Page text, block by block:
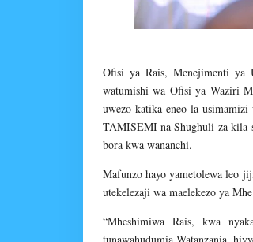
Ofisi ya Rais, Menejimenti ya
watumishi wa Ofisi ya Waziri
uwezo katika eneo la
TAMISEMI na Shughuli za kila
bora kwa wananchi.
Mafunzo hayo yametolewa leo
utekelezaji wa maelekezo ya
“Mheshimiwa Rais, kwa